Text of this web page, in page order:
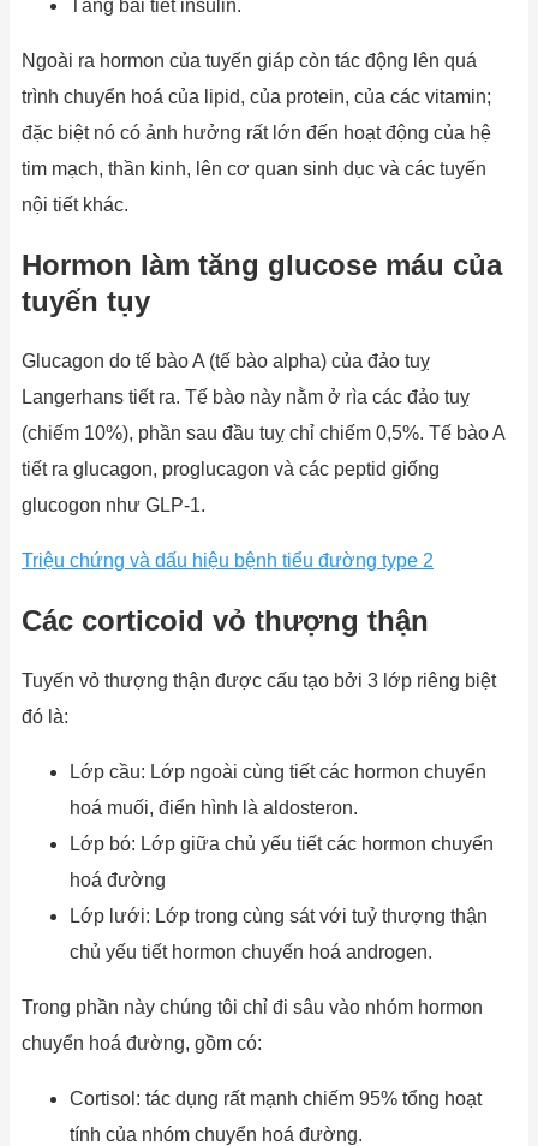
Tăng bài tiết insulin.
Ngoài ra hormon của tuyến giáp còn tác động lên quá
trình chuyển hoá của lipid, của protein, của các vitamin;
đặc biệt nó có ảnh hưởng rất lớn đến hoạt động của hệ
tim mạch, thần kinh, lên cơ quan sinh dục và các tuyến
nội tiết khác.
Hormon làm tăng glucose máu của
tuyến tụy
Glucagon do tế bào A (tế bào alpha) của đảo tuỵ
Langerhans tiết ra. Tế bào này nằm ở rìa các đảo tuỵ
(chiếm 10%), phần sau đầu tuỵ chỉ chiếm 0,5%. Tế bào A
tiết ra glucagon, proglucagon và các peptid giống
glucogon như GLP-1.
Triệu chứng và dấu hiệu bệnh tiểu đường type 2
Các corticoid vỏ thượng thận
Tuyến vỏ thượng thận được cấu tạo bởi 3 lớp riêng biệt
đó là:
Lớp cầu: Lớp ngoài cùng tiết các hormon chuyển
hoá muối, điển hình là aldosteron.
Lớp bó: Lớp giữa chủ yếu tiết các hormon chuyển
hoá đường
Lớp lưới: Lớp trong cùng sát với tuỷ thượng thận
chủ yếu tiết hormon chuyến hoá androgen.
Trong phần này chúng tôi chỉ đi sâu vào nhóm hormon
chuyển hoá đường, gồm có:
Cortisol: tác dụng rất mạnh chiếm 95% tổng hoạt
tính của nhóm chuyển hoá đường.